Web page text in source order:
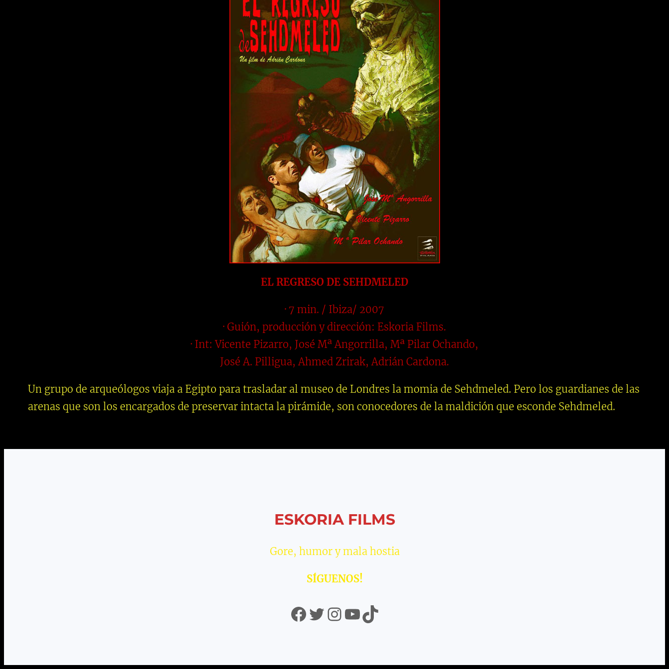
EL REGRESO DE SEHDMELED
· 7 min. / Ibiza/ 2007
· Guión, producción y dirección: Eskoria Films.
· Int: Vicente Pizarro, José Mª Angorrilla, Mª Pilar Ochando,
José A. Pilligua, Ahmed Zrirak, Adrián Cardona.
Un grupo de arqueólogos viaja a Egipto para trasladar al museo de Londres la momia de Sehdmeled. Pero los guardianes de las
arenas que son los encargados de preservar intacta la pirámide, son conocedores de la maldición que esconde Sehdmeled.
ESKORIA FILMS
Gore, humor y mala hostia
SÍGUENOS!
Facebook
Twitter
Instagram
YouTube
TikTok